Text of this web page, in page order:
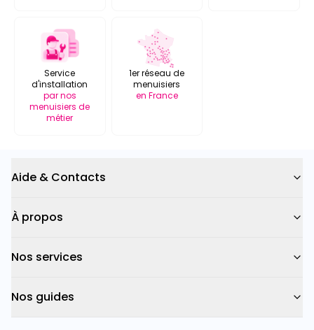
Service
d'installation
par nos
menuisiers de
métier
1er réseau de
menuisiers
en France
Aide & Contacts
À propos
Nos services
Nos guides